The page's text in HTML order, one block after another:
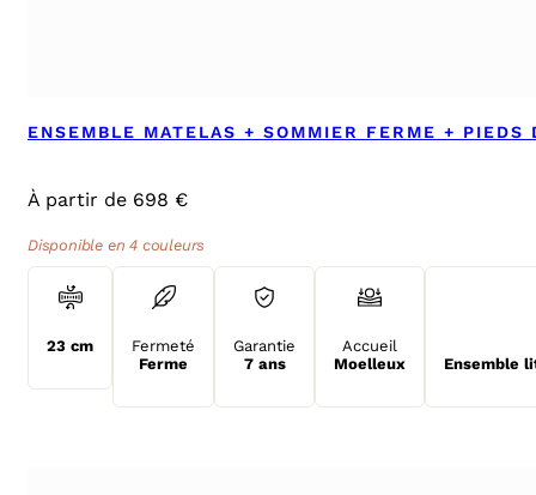
ENSEMBLE MATELAS + SOMMIER FERME + PIEDS
À partir de 698 €
Disponible en 4 couleurs
23 cm
Fermeté
Ferme
Garantie
7 ans
Accueil
Moelleux
Ensemble